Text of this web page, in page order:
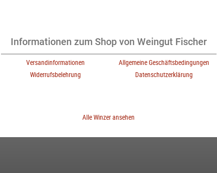
Informationen zum Shop von Weingut Fischer
Versandinformationen
Allgemeine Geschäftsbedingungen
Widerrufsbelehrung
Datenschutzerklärung
Alle Winzer ansehen